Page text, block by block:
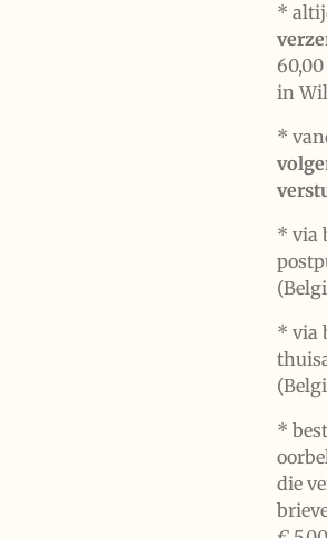
*
in
*
* via
* via
*
die